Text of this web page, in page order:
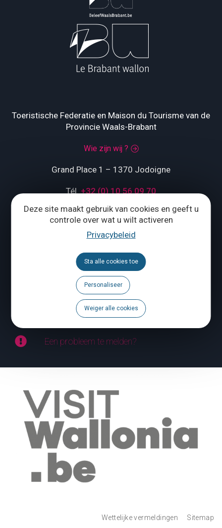
Deze site maakt gebruik van cookies en geeft u
controle over wat u wilt activeren
Privacybeleid
Sta alle cookies toe
Personaliseer
Weiger alle cookies
Toeristische Federatie en Maison du Tourisme van de
Provincie Waals-Brabant
Wie zijn wij ?
Grand Place 1 – 1370 Jodoigne
Tél.+32 (0) 10 56 09 70
ONS CONTACTEREN
Volg ons
Brochures
Een probleem te melden?
Wettelijke vermeldingen Sitemap